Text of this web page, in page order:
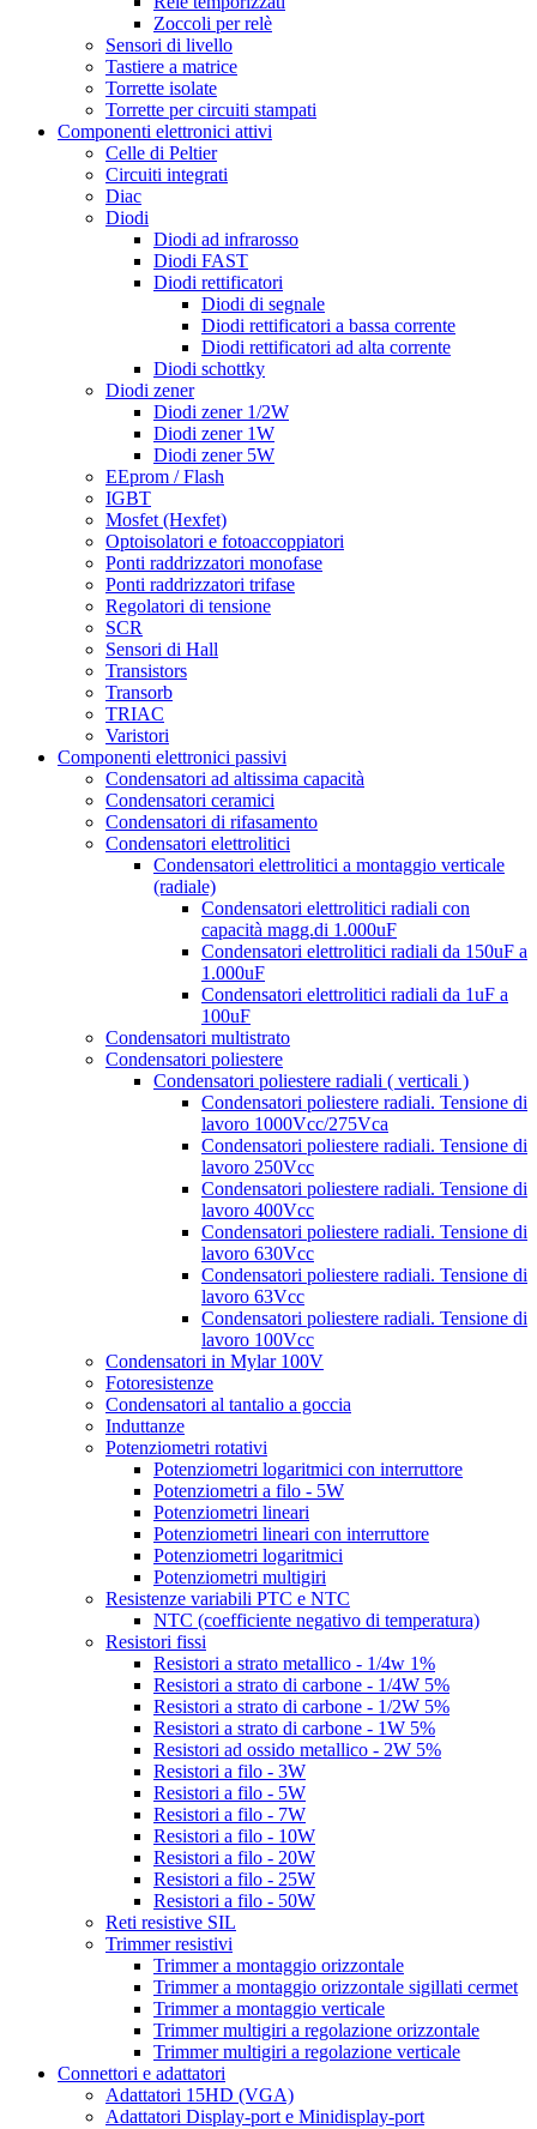
Zoccoli per relè
Sensori di livello
Tastiere a matrice
Torrette isolate
Torrette per circuiti stampati
Componenti elettronici attivi
Celle di Peltier
Circuiti integrati
Diac
Diodi
Diodi ad infrarosso
Diodi FAST
Diodi rettificatori
Diodi di segnale
Diodi rettificatori a bassa corrente
Diodi rettificatori ad alta corrente
Diodi schottky
Diodi zener
Diodi zener 1/2W
Diodi zener 1W
Diodi zener 5W
EEprom / Flash
IGBT
Mosfet (Hexfet)
Optoisolatori e fotoaccoppiatori
Ponti raddrizzatori monofase
Ponti raddrizzatori trifase
Regolatori di tensione
SCR
Sensori di Hall
Transistors
Transorb
TRIAC
Varistori
Componenti elettronici passivi
Condensatori ad altissima capacità
Condensatori ceramici
Condensatori di rifasamento
Condensatori elettrolitici
Condensatori elettrolitici a montaggio verticale
(radiale)
Condensatori elettrolitici radiali con
capacità magg.di 1.000uF
Condensatori elettrolitici radiali da 150uF a
1.000uF
Condensatori elettrolitici radiali da 1uF a
100uF
Condensatori multistrato
Condensatori poliestere
Condensatori poliestere radiali ( verticali )
Condensatori poliestere radiali. Tensione di
lavoro 1000Vcc/275Vca
Condensatori poliestere radiali. Tensione di
lavoro 250Vcc
Condensatori poliestere radiali. Tensione di
lavoro 400Vcc
Condensatori poliestere radiali. Tensione di
lavoro 630Vcc
Condensatori poliestere radiali. Tensione di
lavoro 63Vcc
Condensatori poliestere radiali. Tensione di
lavoro 100Vcc
Condensatori in Mylar 100V
Fotoresistenze
Condensatori al tantalio a goccia
Induttanze
Potenziometri rotativi
Potenziometri logaritmici con interruttore
Potenziometri a filo - 5W
Potenziometri lineari
Potenziometri lineari con interruttore
Potenziometri logaritmici
Potenziometri multigiri
Resistenze variabili PTC e NTC
NTC (coefficiente negativo di temperatura)
Resistori fissi
Resistori a strato metallico - 1/4w 1%
Resistori a strato di carbone - 1/4W 5%
Resistori a strato di carbone - 1/2W 5%
Resistori a strato di carbone - 1W 5%
Resistori ad ossido metallico - 2W 5%
Resistori a filo - 3W
Resistori a filo - 5W
Resistori a filo - 7W
Resistori a filo - 10W
Resistori a filo - 20W
Resistori a filo - 25W
Resistori a filo - 50W
Reti resistive SIL
Trimmer resistivi
Trimmer a montaggio orizzontale
Trimmer a montaggio orizzontale sigillati cermet
Trimmer a montaggio verticale
Trimmer multigiri a regolazione orizzontale
Trimmer multigiri a regolazione verticale
Connettori e adattatori
Adattatori 15HD (VGA)
Adattatori Display-port e Minidisplay-port